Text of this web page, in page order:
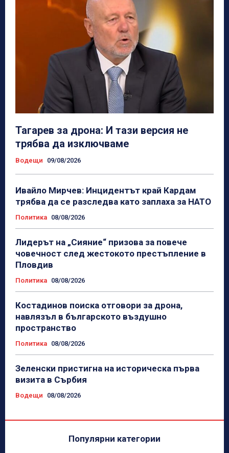
Тагарев за дрона: И тази версия не
трябва да изключваме
Водещи 09/08/2026
Ивайло Мирчев: Инцидентът край Кардам
трябва да се разследва като заплаха за НАТО
Политика 08/08/2026
Лидерът на „Сияние“ призова за повече
човечност след жестокото престъпление в
Пловдив
Политика 08/08/2026
Костадинов поиска отговори за дрона,
навлязъл в българското въздушно
пространство
Политика 08/08/2026
Зеленски пристигна на историческа първа
визита в Сърбия
Водещи 08/08/2026
Популярни категории